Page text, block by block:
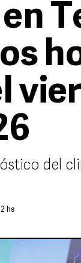
del
hs